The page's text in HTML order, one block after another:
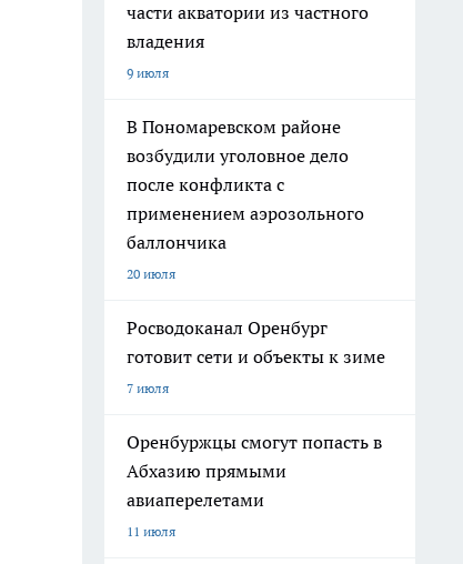
части акватории из частного
владения
9 июля
В Пономаревском районе
возбудили уголовное дело
после конфликта с
применением аэрозольного
баллончика
20 июля
Росводоканал Оренбург
готовит сети и объекты к зиме
7 июля
Оренбуржцы смогут попасть в
Абхазию прямыми
авиаперелетами
11 июля